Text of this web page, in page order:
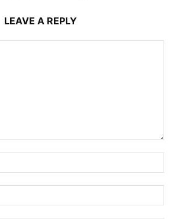
LEAVE A REPLY